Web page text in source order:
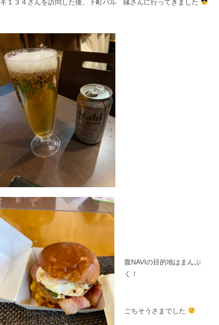
キ１３４さんを訪問した後、下町バル 縁さんに行ってきました
腹NAVIの目的地はまんぷ
く！
ごちそうさまでした